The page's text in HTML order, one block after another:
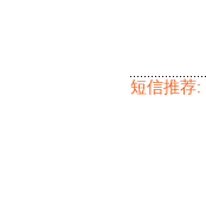
短信推荐: